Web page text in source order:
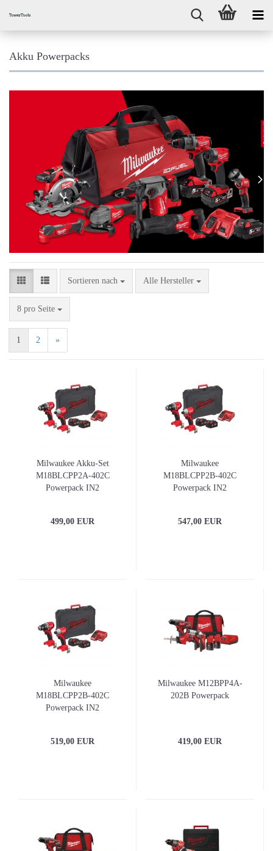
Akku Powerpacks
Sortieren nach
Sortieren nach Alle Hersteller
8 pro Seite
pro Seite
1 2 »
Milwaukee Akku-Set
M18BLCPP2A-402C
Powerpack IN2
499,00 EUR
Milwaukee
M18BLCPP2B-402C
Powerpack IN2
547,00 EUR
Milwaukee
M18BLCPP2B-402C
Powerpack IN2
519,00 EUR
Milwaukee M12BPP4A-
202B Powerpack
419,00 EUR